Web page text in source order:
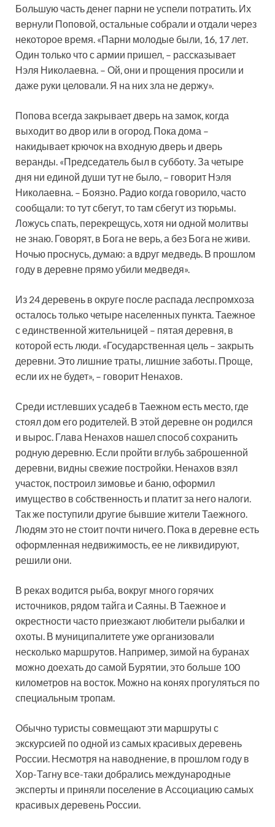
Большую часть денег парни не успели потратить. Их
вернули Поповой, остальные собрали и отдали через
некоторое время. «Парни молодые были, 16, 17 лет.
Один только что с армии пришел, – рассказывает
Нэля Николаевна. – Ой, они и прощения просили и
даже руки целовали. Я на них зла не держу».
Попова всегда закрывает дверь на замок, когда
выходит во двор или в огород. Пока дома –
накидывает крючок на входную дверь и дверь
веранды. «Председатель был в субботу. За четыре
дня ни единой души тут не было, – говорит Нэля
Николаевна. – Боязно. Радио когда говорило, часто
сообщали: то тут сбегут, то там сбегут из тюрьмы.
Ложусь спать, перекрещусь, хотя ни одной молитвы
не знаю. Говорят, в Бога не верь, а без Бога не живи.
Ночью проснусь, думаю: а вдруг медведь. В прошлом
году в деревне прямо убили медведя».
Из 24 деревень в округе после распада леспромхоза
осталось только четыре населенных пункта. Таежное
с единственной жительницей – пятая деревня, в
которой есть люди. «Государственная цель – закрыть
деревни. Это лишние траты, лишние заботы. Проще,
если их не будет», – говорит Ненахов.
Среди истлевших усадеб в Таежном есть место, где
стоял дом его родителей. В этой деревне он родился
и вырос. Глава Ненахов нашел способ сохранить
родную деревню. Если пройти вглубь заброшенной
деревни, видны свежие постройки. Ненахов взял
участок, построил зимовье и баню, оформил
имущество в собственность и платит за него налоги.
Так же поступили другие бывшие жители Таежного.
Людям это не стоит почти ничего. Пока в деревне есть
оформленная недвижимость, ее не ликвидируют,
решили они.
В реках водится рыба, вокруг много горячих
источников, рядом тайга и Саяны. В Таежное и
окрестности часто приезжают любители рыбалки и
охоты. В муниципалитете уже организовали
несколько маршрутов. Например, зимой на буранах
можно доехать до самой Бурятии, это больше 100
километров на восток. Можно на конях прогуляться по
специальным тропам.
Обычно туристы совмещают эти маршруты с
экскурсией по одной из самых красивых деревень
России. Несмотря на наводнение, в прошлом году в
Хор-Тагну все-таки добрались международные
эксперты и приняли поселение в Ассоциацию самых
красивых деревень России.